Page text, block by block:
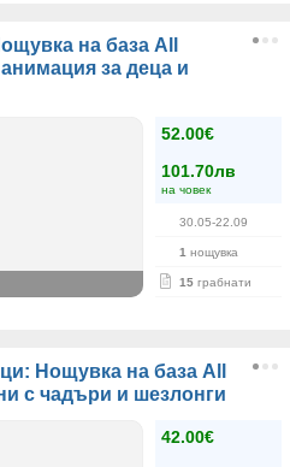
на база Аll
за деца и
52.00€
101.70лв
на човек
30.05-22.09
1 нощувка
15 грабнати
Нощувка на база All
с чадъри и шезлонги
42.00€